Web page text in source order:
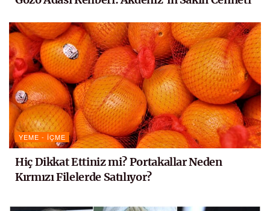
YEME - İÇME
Hiç Dikkat Ettiniz mi? Portakallar Neden
Kırmızı Filelerde Satılıyor?